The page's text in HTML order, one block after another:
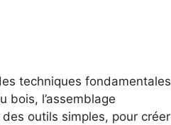
techniques fondamentales
bois, l’assemblage
outils simples, pour créer